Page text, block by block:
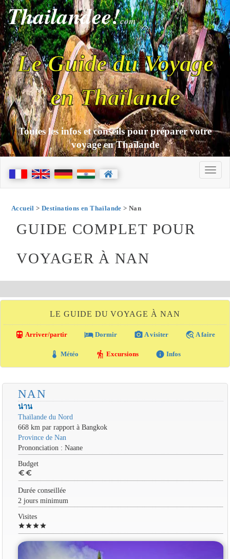
Thailandee!com
Le Guide du Voyage
en Thaïlande
Toutes les infos et conseils pour préparer votre
voyage en Thaïlande
Accueil > Destinations en Thaïlande > Nan
GUIDE COMPLET POUR
VOYAGER À NAN
LE GUIDE DU VOYAGE À NAN
directions_transit Arriver/partir local_hotel Dormir photo_camera A visiter travel_explore A faire
thermostat Météo hiking Excursions info Infos
NAN
น่าน
Thaïlande du Nord
668 km par rapport à Bangkok
Province de Nan
Prononciation : Naane
Budget
euro euro
Durée conseillée
2 jours minimum
Visites
starstarstarstar